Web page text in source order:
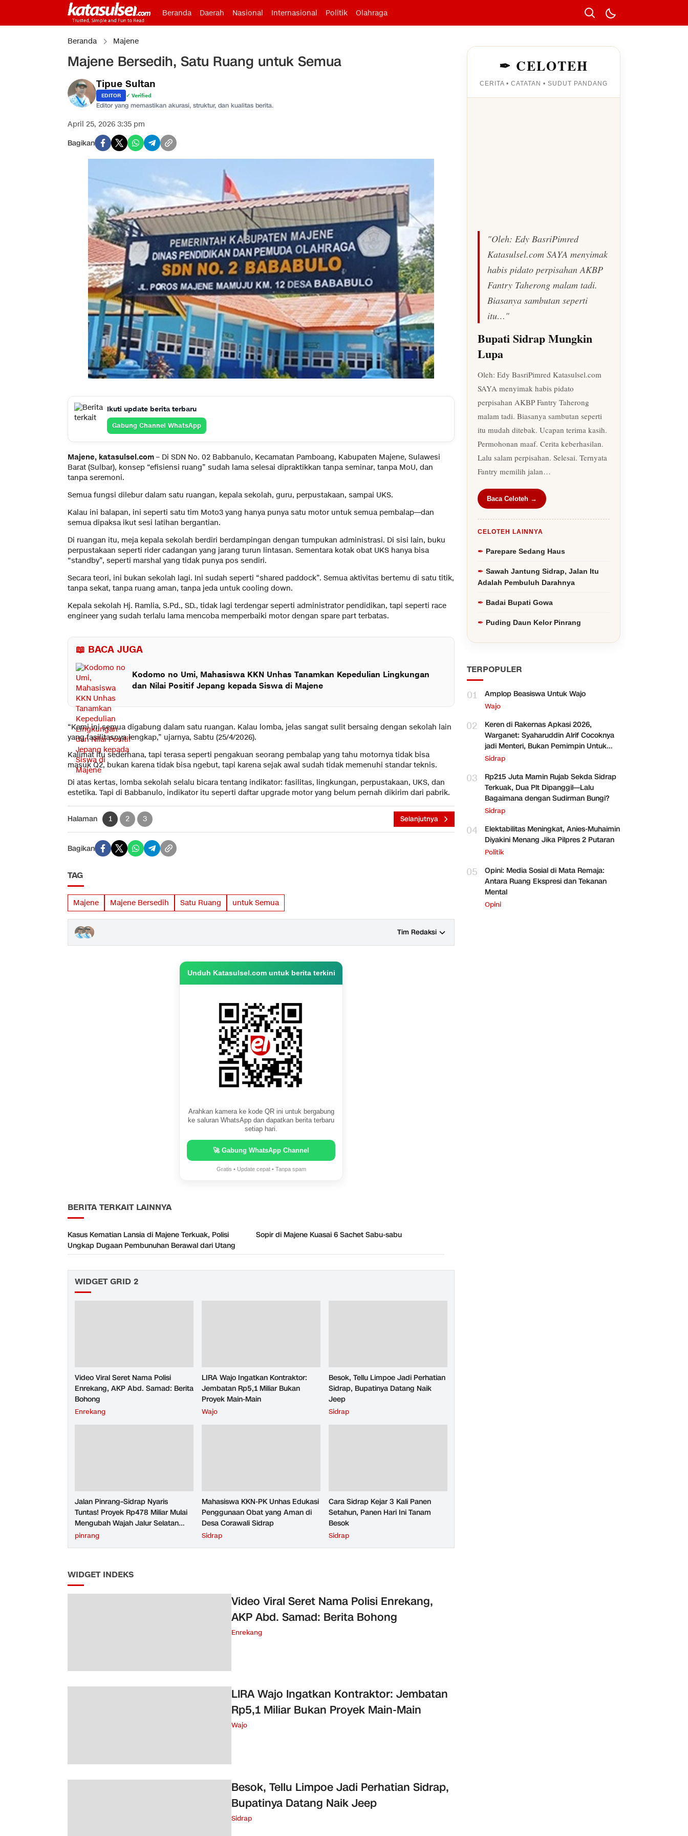
Beranda Daerah Nasional Internasional Politik Olahraga
Beranda Majene
Majene Bersedih, Satu Ruang untuk Semua
Tipue Sultan
EDITOR ✓ Verified
Editor yang memastikan akurasi, struktur, dan kualitas berita.
April 25, 2026 3:35 pm
Bagikan
Ikuti update berita terbaru
Gabung Channel WhatsApp
Majene, katasulsel.com – Di SDN No. 02 Babbanulo, Kecamatan Pamboang, Kabupaten Majene, Sulawesi
Barat (Sulbar), konsep “efisiensi ruang” sudah lama selesai dipraktikkan tanpa seminar, tanpa MoU, dan
tanpa seremoni.
Semua fungsi dilebur dalam satu ruangan, kepala sekolah, guru, perpustakaan, sampai UKS.
Kalau ini balapan, ini seperti satu tim Moto3 yang hanya punya satu motor untuk semua pembalap—dan
semua dipaksa ikut sesi latihan bergantian.
Di ruangan itu, meja kepala sekolah berdiri berdampingan dengan tumpukan administrasi. Di sisi lain, buku
perpustakaan seperti rider cadangan yang jarang turun lintasan. Sementara kotak obat UKS hanya bisa
“standby”, seperti marshal yang tidak punya pos sendiri.
Secara teori, ini bukan sekolah lagi. Ini sudah seperti “shared paddock”. Semua aktivitas bertemu di satu titik,
tanpa sekat, tanpa ruang aman, tanpa jeda untuk cooling down.
Kepala sekolah Hj. Ramlia, S.Pd., SD., tidak lagi terdengar seperti administrator pendidikan, tapi seperti race
engineer yang sudah terlalu lama mencoba memperbaiki motor dengan spare part terbatas.
📖 BACA JUGA
Kodomo no Umi, Mahasiswa KKN Unhas Tanamkan Kepedulian Lingkungan
dan Nilai Positif Jepang kepada Siswa di Majene
“Kami ini semua digabung dalam satu ruangan. Kalau lomba, jelas sangat sulit bersaing dengan sekolah lain
yang fasilitasnya lengkap,” ujarnya, Sabtu (25/4/2026).
Kalimat itu sederhana, tapi terasa seperti pengakuan seorang pembalap yang tahu motornya tidak bisa
masuk Q2, bukan karena tidak bisa ngebut, tapi karena sejak awal sudah tidak memenuhi standar teknis.
Di atas kertas, lomba sekolah selalu bicara tentang indikator: fasilitas, lingkungan, perpustakaan, UKS, dan
estetika. Tapi di Babbanulo, indikator itu seperti daftar upgrade motor yang belum pernah dikirim dari pabrik.
Halaman 1 2 3 Selanjutnya
Bagikan
TAG
Majene Majene Bersedih Satu Ruang untuk Semua
Tim Redaksi
Unduh Katasulsel.com untuk berita terkini
Arahkan kamera ke kode QR ini untuk bergabung
ke saluran WhatsApp dan dapatkan berita terbaru
setiap hari.
🚀 Gabung WhatsApp Channel
Gratis • Update cepat • Tanpa spam
BERITA TERKAIT LAINNYA
Kasus Kematian Lansia di Majene Terkuak, Polisi
Ungkap Dugaan Pembunuhan Berawal dari Utang
Sopir di Majene Kuasai 6 Sachet Sabu-sabu
WIDGET GRID 2
Video Viral Seret Nama Polisi
Enrekang, AKP Abd. Samad: Berita
Bohong
Enrekang
LIRA Wajo Ingatkan Kontraktor:
Jembatan Rp5,1 Miliar Bukan
Proyek Main-Main
Wajo
Besok, Tellu Limpoe Jadi Perhatian
Sidrap, Bupatinya Datang Naik
Jeep
Sidrap
Jalan Pinrang–Sidrap Nyaris
Tuntas! Proyek Rp478 Miliar Mulai
Mengubah Wajah Jalur Selatan
Sulsel
pinrang
Mahasiswa KKN-PK Unhas Edukasi
Penggunaan Obat yang Aman di
Desa Corawali Sidrap
Sidrap
Cara Sidrap Kejar 3 Kali Panen
Setahun, Panen Hari Ini Tanam
Besok
Sidrap
WIDGET INDEKS
Video Viral Seret Nama Polisi Enrekang,
AKP Abd. Samad: Berita Bohong
Enrekang
LIRA Wajo Ingatkan Kontraktor: Jembatan
Rp5,1 Miliar Bukan Proyek Main-Main
Wajo
Besok, Tellu Limpoe Jadi Perhatian Sidrap,
Bupatinya Datang Naik Jeep
Sidrap
✒ CELOTEH
CERITA • CATATAN • SUDUT PANDANG
"Oleh: Edy BasriPimred
Katasulsel.com SAYA menyimak
habis pidato perpisahan AKBP
Fantry Taherong malam tadi.
Biasanya sambutan seperti
itu…"
Bupati Sidrap Mungkin
Lupa
Oleh: Edy BasriPimred Katasulsel.com
SAYA menyimak habis pidato
perpisahan AKBP Fantry Taherong
malam tadi. Biasanya sambutan seperti
itu mudah ditebak. Ucapan terima kasih.
Permohonan maaf. Cerita keberhasilan.
Lalu salam perpisahan. Selesai. Ternyata
Fantry memilih jalan…
Baca Celoteh →
CELOTEH LAINNYA
Parepare Sedang Haus
Sawah Jantung Sidrap, Jalan Itu
Adalah Pembuluh Darahnya
Badai Bupati Gowa
Puding Daun Kelor Pinrang
TERPOPULER
01 Amplop Beasiswa Untuk Wajo
Wajo
02
Keren di Rakernas Apkasi 2026,
Warganet: Syaharuddin Alrif Cocoknya
jadi Menteri, Bukan Pemimpin Untuk
Sidrap Saja
Sidrap
03
Rp215 Juta Mamin Rujab Sekda Sidrap
Terkuak, Dua Plt Dipanggil—Lalu
Bagaimana dengan Sudirman Bungi?
Sidrap
04
Elektabilitas Meningkat, Anies-Muhaimin
Diyakini Menang Jika Pilpres 2 Putaran
Politik
05
Opini: Media Sosial di Mata Remaja:
Antara Ruang Ekspresi dan Tekanan
Mental
Opini